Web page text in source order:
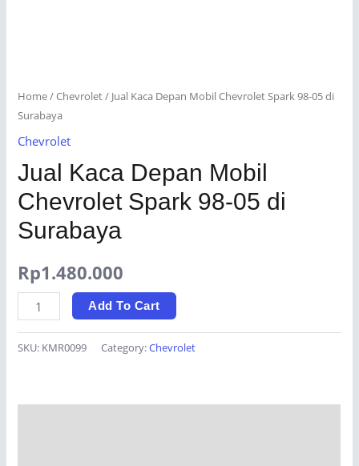
Home/Chevrolet/ Jual Kaca Depan Mobil Chevrolet Spark 98-05 di
Surabaya
Chevrolet
Jual Kaca Depan Mobil
Chevrolet Spark 98-05 di
Surabaya
Rp1.480.000
Jual
Kaca
Depan
Add To Cart
SKU: KMR0099 Category:Chevrolet